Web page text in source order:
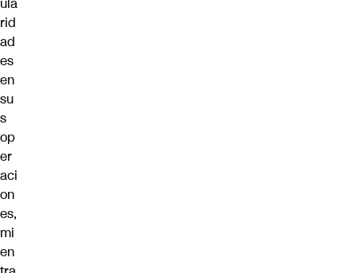
ula
rid
ad
es
en
su
s
op
er
aci
on
es,
mi
en